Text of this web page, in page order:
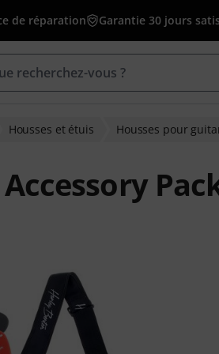
de réparation Garantie 30 jours
Housses et étuis Housses pour